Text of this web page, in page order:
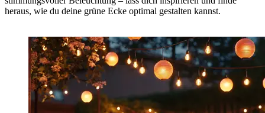
heraus, wie du deine grüne Ecke optimal gestalten kannst.